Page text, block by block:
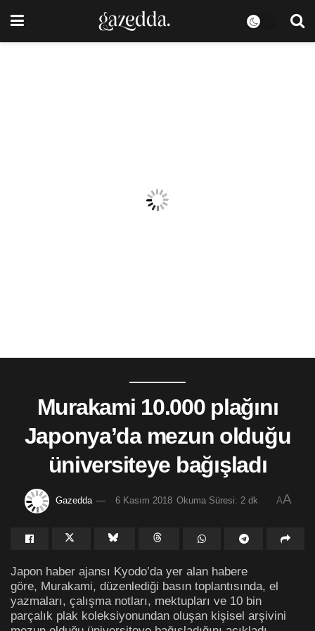
Murakami 10.000 plağını
Japonya’da mezun olduğu
üniversiteye bağışladı
Gazedda 6 Kasım 2018 Okuma Süresi: 2 dk AA
Japon haber ajansı Kyodo’da yer alan habere
göre, Murakami, düzenlediği basın toplantısında, el
yazmaları, çalışma notları, mektupları ve 10 bin
parçalık plak koleksiyonundan oluşan kişisel arşivini